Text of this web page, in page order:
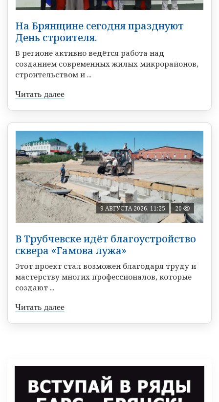
На Брянщине сегодня празднуют
День строителя.
В регионе активно ведётся работа над
созданием современных жилых микрорайонов,
строительством и ...
Читать далее
9 АВГУСТА 2026, 11:25 20
В Трубчевске идёт благоустройство
сквера «Гамова лужа»
Этот проект стал возможен благодаря труду и
мастерству многих профессионалов, которые
создают ...
Читать далее